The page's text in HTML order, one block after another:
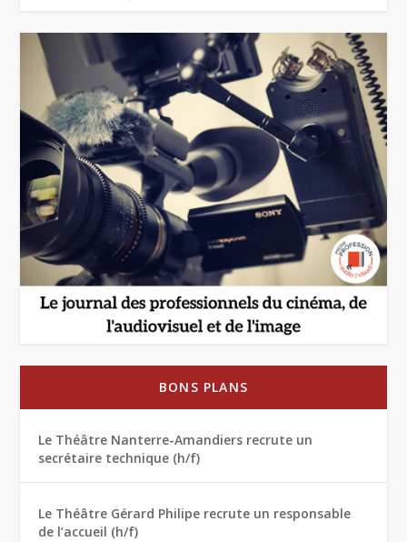
BONS PLANS
Le Théâtre Nanterre-Amandiers recrute un
secrétaire technique (h/f)
Le Théâtre Gérard Philipe recrute un responsable
de l’accueil (h/f)